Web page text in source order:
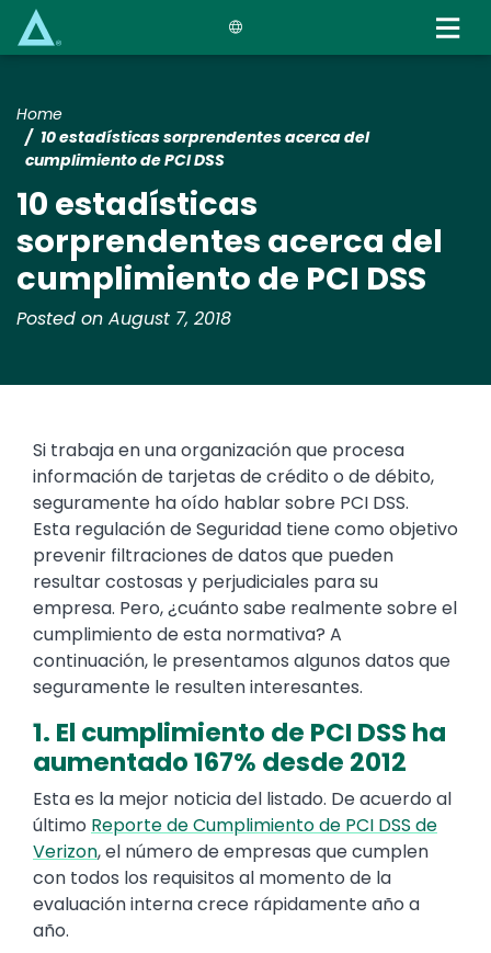
Home
10 estadísticas sorprendentes acerca del
cumplimiento de PCI DSS
10 estadísticas
sorprendentes acerca del
cumplimiento de PCI DSS
Posted on August 7, 2018
Si trabaja en una organización que procesa
información de tarjetas de crédito o de débito,
seguramente ha oído hablar sobre PCI DSS.
Esta regulación de Seguridad tiene como objetivo
prevenir filtraciones de datos que pueden
resultar costosas y perjudiciales para su
empresa. Pero, ¿cuánto sabe realmente sobre el
cumplimiento de esta normativa? A
continuación, le presentamos algunos datos que
seguramente le resulten interesantes.
1. El cumplimiento de PCI DSS ha
aumentado 167% desde 2012
Esta es la mejor noticia del listado. De acuerdo al
último Reporte de Cumplimiento de PCI DSS de
Verizon, el número de empresas que cumplen
con todos los requisitos al momento de la
evaluación interna crece rápidamente año a
año.